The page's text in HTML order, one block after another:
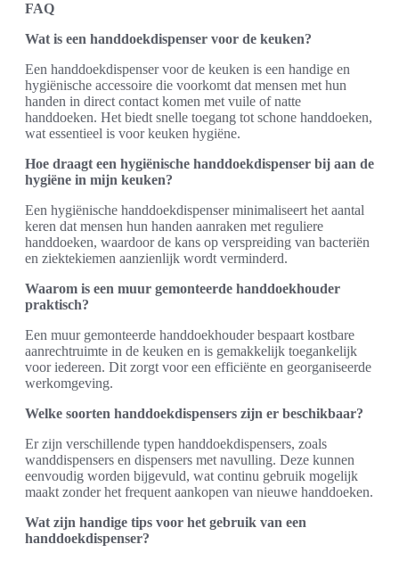
FAQ
Wat is een handdoekdispenser voor de keuken?
Een handdoekdispenser voor de keuken is een handige en
hygiënische accessoire die voorkomt dat mensen met hun
handen in direct contact komen met vuile of natte
handdoeken. Het biedt snelle toegang tot schone handdoeken,
wat essentieel is voor keuken hygiëne.
Hoe draagt een hygiënische handdoekdispenser bij aan de
hygiëne in mijn keuken?
Een hygiënische handdoekdispenser minimaliseert het aantal
keren dat mensen hun handen aanraken met reguliere
handdoeken, waardoor de kans op verspreiding van bacteriën
en ziektekiemen aanzienlijk wordt verminderd.
Waarom is een muur gemonteerde handdoekhouder
praktisch?
Een muur gemonteerde handdoekhouder bespaart kostbare
aanrechtruimte in de keuken en is gemakkelijk toegankelijk
voor iedereen. Dit zorgt voor een efficiënte en georganiseerde
werkomgeving.
Welke soorten handdoekdispensers zijn er beschikbaar?
Er zijn verschillende typen handdoekdispensers, zoals
wanddispensers en dispensers met navulling. Deze kunnen
eenvoudig worden bijgevuld, wat continu gebruik mogelijk
maakt zonder het frequent aankopen van nieuwe handdoeken.
Wat zijn handige tips voor het gebruik van een
handdoekdispenser?